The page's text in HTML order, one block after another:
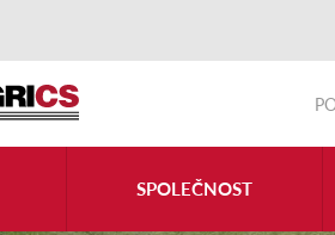
SPOLEČNOST